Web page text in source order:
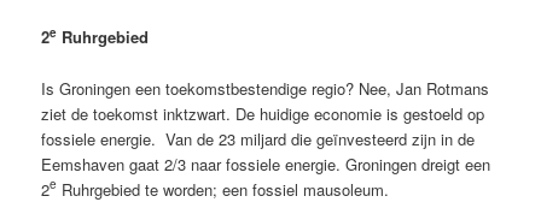
2e Ruhrgebied
Is Groningen een toekomstbestendige regio? Nee, Jan Rotmans
ziet de toekomst inktzwart. De huidige economie is gestoeld op
fossiele energie. Van de 23 miljard die geïnvesteerd zijn in de
Eemshaven gaat 2/3 naar fossiele energie. Groningen dreigt een
2e Ruhrgebied te worden; een fossiel mausoleum.